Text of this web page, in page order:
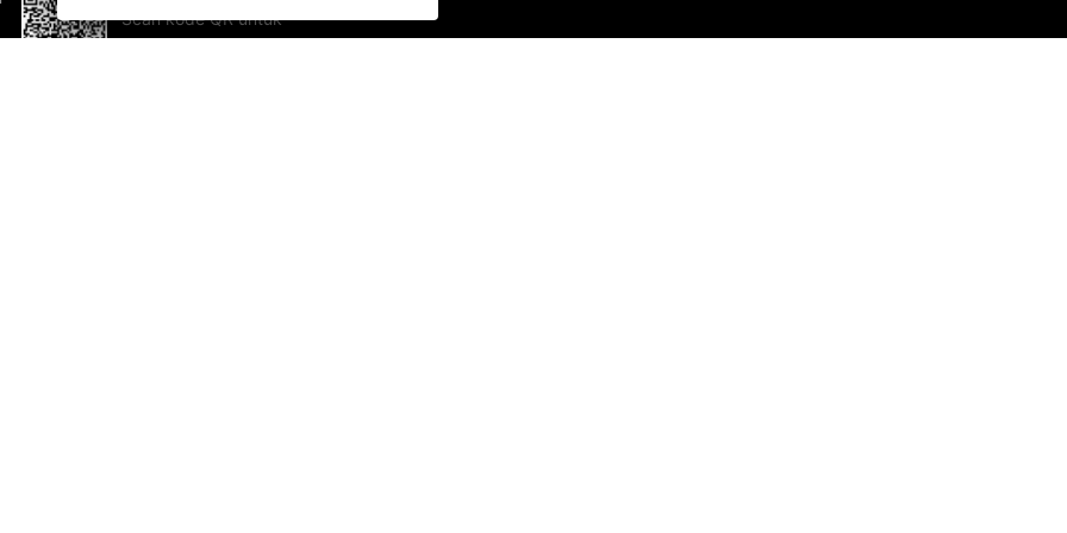
Scan kode QR untuk
mengunduh sekarang!